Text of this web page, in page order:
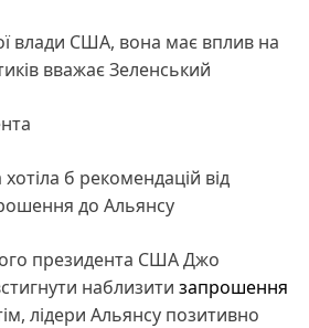
влади США, вона має вплив на
вважає Зеленський
б рекомендацій від
до Альянсу
президента США Джо
наблизити запрошення
лідери Альянсу позитивно